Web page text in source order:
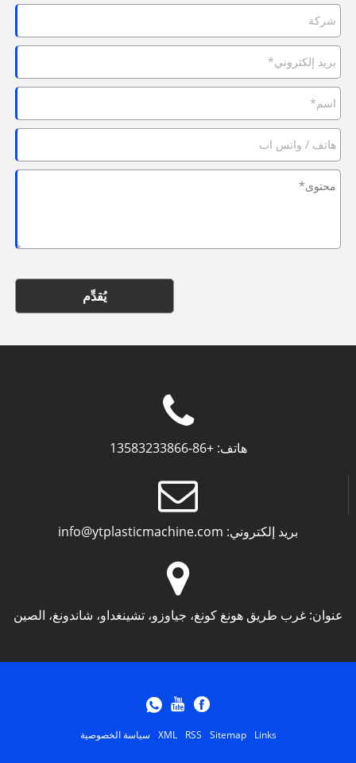
يُقدِّم
هاتف: +86-13583233866
بريد إلكتروني: info@ytplasticmachine.com
عنوان: غرب طريق هونغ كونغ، جياوزو، تشينغداو، شاندونغ، الصين
Links
Sitemap
RSS
XML سياسة الخصوصية